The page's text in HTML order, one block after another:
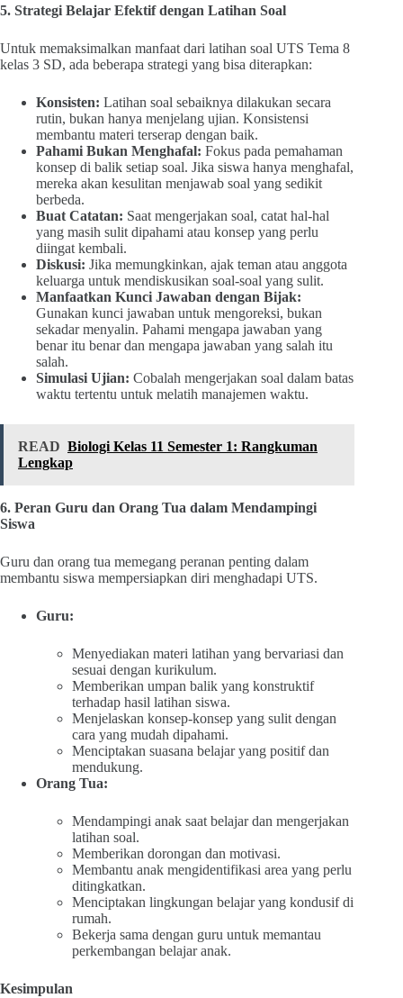
5. Strategi Belajar Efektif dengan Latihan Soal
Untuk memaksimalkan manfaat dari latihan soal UTS Tema 8
kelas 3 SD, ada beberapa strategi yang bisa diterapkan:
Konsisten: Latihan soal sebaiknya dilakukan secara
rutin, bukan hanya menjelang ujian. Konsistensi
membantu materi terserap dengan baik.
Pahami Bukan Menghafal: Fokus pada pemahaman
konsep di balik setiap soal. Jika siswa hanya menghafal,
mereka akan kesulitan menjawab soal yang sedikit
berbeda.
Buat Catatan: Saat mengerjakan soal, catat hal-hal
yang masih sulit dipahami atau konsep yang perlu
diingat kembali.
Diskusi: Jika memungkinkan, ajak teman atau anggota
keluarga untuk mendiskusikan soal-soal yang sulit.
Manfaatkan Kunci Jawaban dengan Bijak:
Gunakan kunci jawaban untuk mengoreksi, bukan
sekadar menyalin. Pahami mengapa jawaban yang
benar itu benar dan mengapa jawaban yang salah itu
salah.
Simulasi Ujian: Cobalah mengerjakan soal dalam batas
waktu tertentu untuk melatih manajemen waktu.
READ Biologi Kelas 11 Semester 1: Rangkuman
Lengkap
6. Peran Guru dan Orang Tua dalam Mendampingi
Siswa
Guru dan orang tua memegang peranan penting dalam
membantu siswa mempersiapkan diri menghadapi UTS.
Guru:
Menyediakan materi latihan yang bervariasi dan
sesuai dengan kurikulum.
Memberikan umpan balik yang konstruktif
terhadap hasil latihan siswa.
Menjelaskan konsep-konsep yang sulit dengan
cara yang mudah dipahami.
Menciptakan suasana belajar yang positif dan
mendukung.
Orang Tua:
Mendampingi anak saat belajar dan mengerjakan
latihan soal.
Memberikan dorongan dan motivasi.
Membantu anak mengidentifikasi area yang perlu
ditingkatkan.
Menciptakan lingkungan belajar yang kondusif di
rumah.
Bekerja sama dengan guru untuk memantau
perkembangan belajar anak.
Kesimpulan